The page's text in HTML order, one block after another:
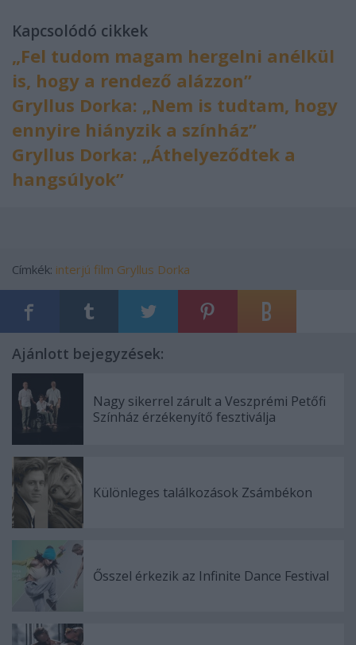
Kapcsolódó cikkek
„Fel tudom magam hergelni anélkül
is, hogy a rendező alázzon”
Gryllus Dorka: „Nem is tudtam, hogy
ennyire hiányzik a színház”
Gryllus Dorka: „Áthelyeződtek a
hangsúlyok”
Címkék: interjú film Gryllus Dorka
Ajánlott bejegyzések:
Nagy sikerrel zárult a Veszprémi Petőfi
Színház érzékenyítő fesztiválja
Különleges találkozások Zsámbékon
Ősszel érkezik az Infinite Dance Festival